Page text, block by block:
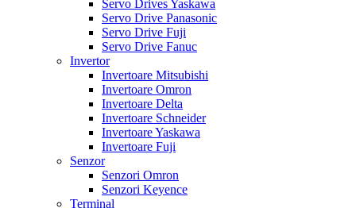
Servo Drives Yaskawa
Servo Drive Panasonic
Servo Drive Fuji
Servo Drive Fanuc
Invertor
Invertoare Mitsubishi
Invertoare Omron
Invertoare Delta
Invertoare Schneider
Invertoare Yaskawa
Invertoare Fuji
Senzor
Senzori Omron
Senzori Keyence
Terminal